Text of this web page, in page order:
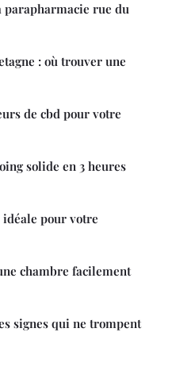
parapharmacie rue du
: où trouver une
de cbd pour votre
solide en 3 heures
pour votre
chambre facilement
signes qui ne trompent